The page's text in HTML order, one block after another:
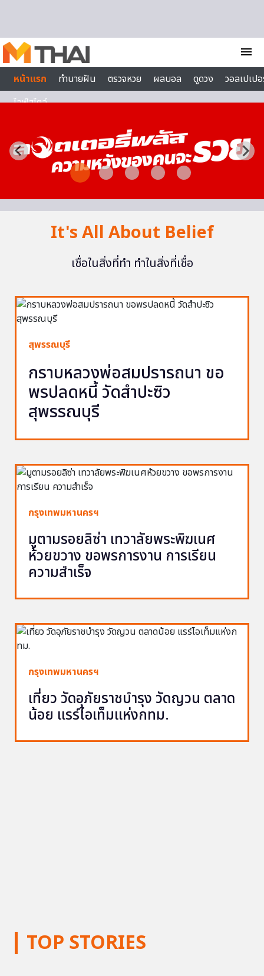
menu
หน้าแรก
ทำนายฝัน ตรวจหวย ผลบอล ดูดวง
วอลเปเป
ไลฟ์สไตล์
It's All About Belief
เชื่อในสิ่งที่ทำ ทำในสิ่งที่เชื่อ
TOP STORIES
สุพรรณบุรี
กราบหลวงพ่อสมปรารถนา ขอ
พรปลดหนี้ วัดสำปะซิว
สุพรรณบุรี
กรุงเทพมหานครฯ
มูตามรอยลิซ่า เทวาลัยพระพิฆเนศ
ห้วยขวาง ขอพรการงาน การเรียน
ความสำเร็จ
กรุงเทพมหานครฯ
เที่ยว วัดอุภัยราชบำรุง วัดญวน ตลาด
น้อย แรร์ไอเท็มแห่งกทม.